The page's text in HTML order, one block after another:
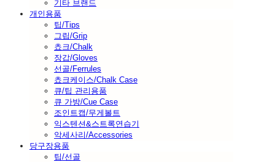
기타 브랜드
개인용품
팁/Tips
그립/Grip
쵸크/Chalk
장갑/Gloves
선골/Ferrules
쵸크케이스/Chalk Case
큐/팁 관리용품
큐 가방/Cue Case
조인트캡/무게볼트
익스텐션&스트록연습기
악세사리/Accessories
당구장용품
팁/선골